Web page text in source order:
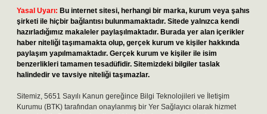
Yasal Uyarı: Bu internet sitesi, herhangi bir marka, kurum veya şahıs
şirketi ile hiçbir bağlantısı bulunmamaktadır. Sitede yalnızca kendi
hazırladığımız makaleler paylaşılmaktadır. Burada yer alan içerikler
haber niteliği taşımamakta olup, gerçek kurum ve kişiler hakkında
paylaşım yapılmamaktadır. Gerçek kurum ve kişiler ile isim
benzerlikleri tamamen tesadüfidir. Sitemizdeki bilgiler taslak
halindedir ve tavsiye niteliği taşımazlar.
Sitemiz, 5651 Sayılı Kanun gereğince Bilgi Teknolojileri ve İletişim
Kurumu (BTK) tarafından onaylanmış bir Yer Sağlayıcı olarak hizmet